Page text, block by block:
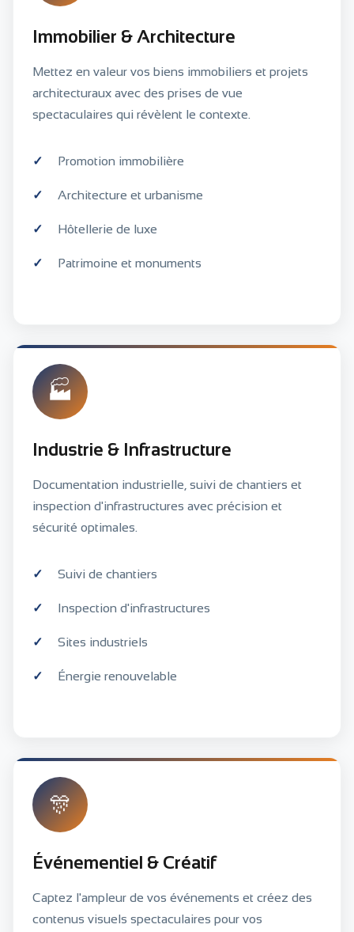
Immobilier & Architecture
Mettez en valeur vos biens immobiliers et projets
architecturaux avec des prises de vue
spectaculaires qui révèlent le contexte.
Promotion immobilière
Architecture et urbanisme
Hôtellerie de luxe
Patrimoine et monuments
🏭
Industrie & Infrastructure
Documentation industrielle, suivi de chantiers et
inspection d'infrastructures avec précision et
sécurité optimales.
Suivi de chantiers
Inspection d'infrastructures
Sites industriels
Énergie renouvelable
🎊
Événementiel & Créatif
Captez l'ampleur de vos événements et créez des
contenus visuels spectaculaires pour vos